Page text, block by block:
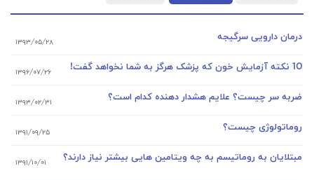
درمان دارویی سرگیجه ۱۳۹۳/۰۵/۲۸
10 نکته آزمایش خون که پزشک هرگز به شما نخواهد گفت! ۱۳۹۶/۰۷/۲۶
ضربه سر چیست؟ علایم هشدار دهنده کدام است؟ ۱۳۹۳/۰۲/۳۱
روماتولوژی چیست؟ ۱۳۹۱/۰۹/۲۵
مبتلایان به روماتیسم به چه ویتامین هایی بیشتر نیاز دارند؟ ۱۳۹۱/۱۰/۰۱